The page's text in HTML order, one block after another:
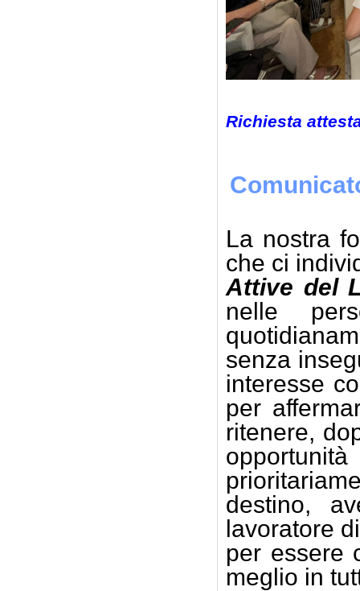
Richiesta
La nostra
che ci
Attive del
nelle
senza
interesse
per
ritenere,
destino,
lavoratore
per essere
meglio in